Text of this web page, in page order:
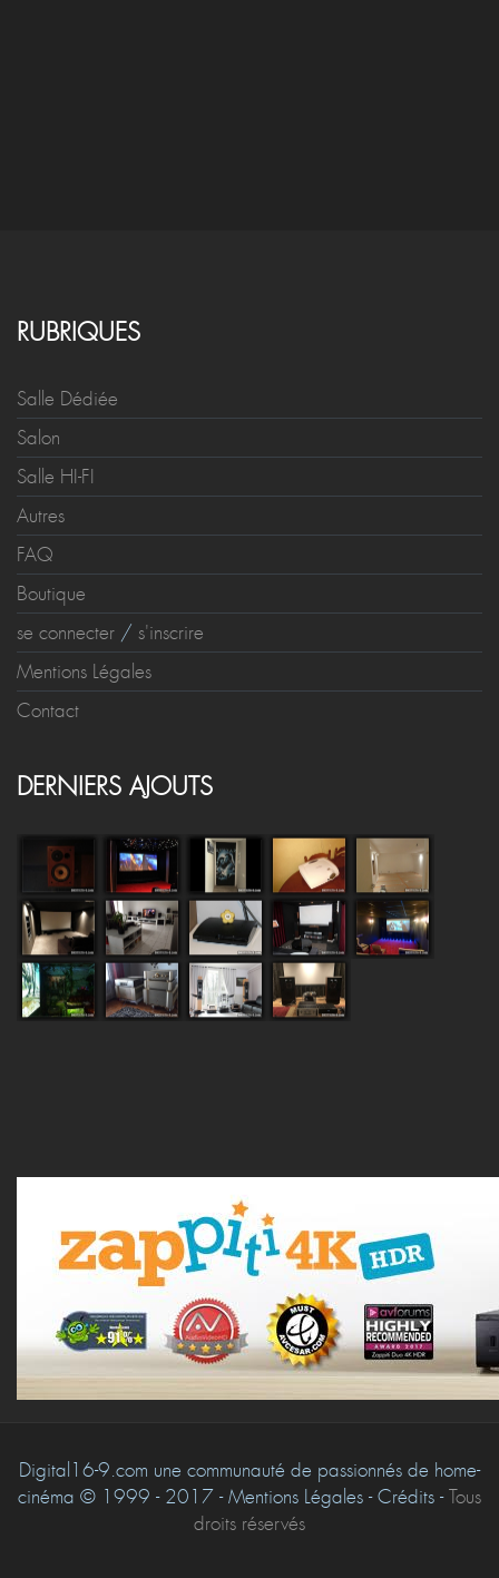
RUBRIQUES
Salle Dédiée
Salon
Salle HI-FI
Autres
FAQ
Boutique
se connecter / s'inscrire
Mentions Légales
Contact
DERNIERS AJOUTS
Digital16-9.com une communauté de passionnés de home-
cinéma © 1999 - 2017 - Mentions Légales - Crédits -Tous
droits réservés